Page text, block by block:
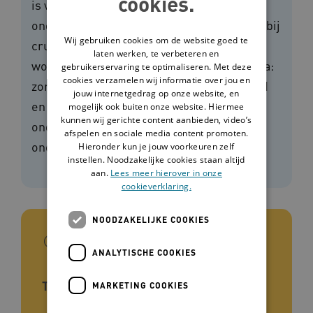
is van het totale zorg- en
ondersteuningsaanbod. Opschalen is daarbij
cruciaal. Alle losse technologieprojecten
worden samengebracht in één programma:
zorgtechnologie wordt verankerd in beleid
en praktijk, zodat het een ingeburgerd
onderdeel vormt van zorg- en
ondersteuningsprocessen.
In het kort
Type tool
Wij gebruiken cookies om de website goed te
laten werken, te verbeteren en
gebruikerservaring te optimaliseren. Met deze
cookies verzamelen wij informatie over jou en
jouw internetgedrag op onze website, en
mogelijk ook buiten onze website. Hiermee
kunnen wij gerichte content aanbieden, video’s
afspelen en sociale media content promoten.
Hieronder kun je jouw voorkeuren zelf
instellen. Noodzakelijke cookies staan altijd
aan. Lees meer hierover in onze
cookieverklaring.
NOODZAKELIJKE COOKIES
ANALYTISCHE COOKIES
MARKETING COOKIES